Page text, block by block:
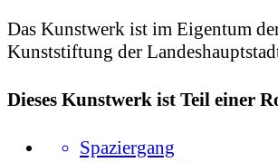
Das Kunstwerk ist im Eigentum
Kunststiftung der
Dieses Kunstwerk ist Teil einer
Spaziergang